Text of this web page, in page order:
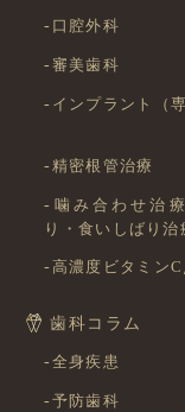
口腔外科
審美歯科
インプラント（
精密根管治療
噛み合わせ治
り・食いしばり治
高濃度ビタミンC
歯科コラム
全身疾患
予防歯科